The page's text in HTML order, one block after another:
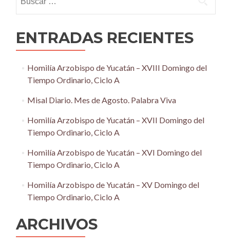
ENTRADAS RECIENTES
Homilía Arzobispo de Yucatán – XVIII Domingo del
Tiempo Ordinario, Ciclo A
Misal Diario. Mes de Agosto. Palabra Viva
Homilía Arzobispo de Yucatán – XVII Domingo del
Tiempo Ordinario, Ciclo A
Homilía Arzobispo de Yucatán – XVI Domingo del
Tiempo Ordinario, Ciclo A
Homilía Arzobispo de Yucatán – XV Domingo del
Tiempo Ordinario, Ciclo A
ARCHIVOS